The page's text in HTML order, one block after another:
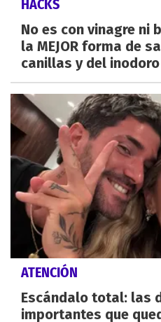
HACKS
No es con vinagre ni
la MEJOR forma de
canillas y del inodoro
ATENCIÓN
Escándalo total: las
importantes que